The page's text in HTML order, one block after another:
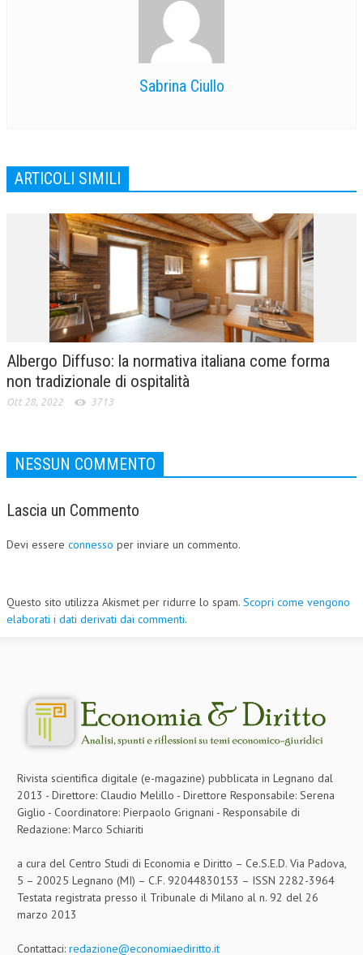
Sabrina Ciullo
ARTICOLI SIMILI
Albergo Diffuso: la normativa italiana come forma
non tradizionale di ospitalità
Ott 28, 2022 3713
NESSUN COMMENTO
Lascia un Commento
Devi essere connesso per inviare un commento.
Questo sito utilizza Akismet per ridurre lo spam. Scopri come vengono
elaborati i dati derivati dai commenti.
Rivista scientifica digitale (e-magazine) pubblicata in Legnano dal
2013 - Direttore: Claudio Melillo - Direttore Responsabile: Serena
Giglio - Coordinatore: Pierpaolo Grignani - Responsabile di
Redazione: Marco Schiariti
a cura del Centro Studi di Economia e Diritto – Ce.S.E.D. Via Padova,
5 – 20025 Legnano (MI) – C.F. 92044830153 – ISSN 2282-3964
Testata registrata presso il Tribunale di Milano al n. 92 del 26
marzo 2013
Contattaci: redazione@economiaediritto.it